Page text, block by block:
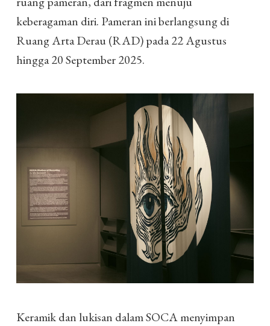
keberagaman diri. Pameran ini berlangsung di
Ruang Arta Derau (RAD) pada 22 Agustus
hingga 20 September 2025.
Keramik dan lukisan dalam SOCA menyimpan